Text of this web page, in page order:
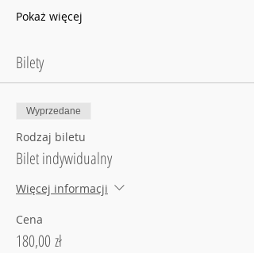
Pokaż więcej
Bilety
Wyprzedane
Rodzaj biletu
Bilet indywidualny
Więcej informacji
Cena
180,00 zł